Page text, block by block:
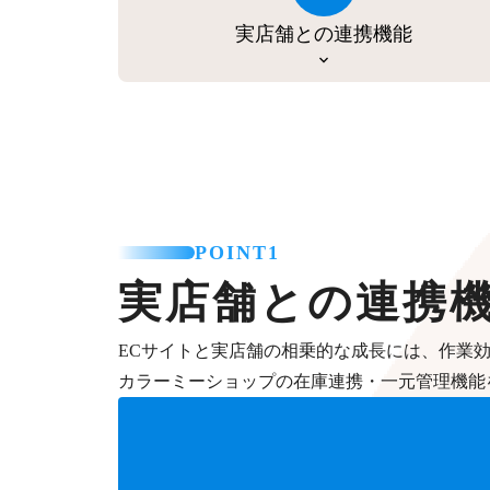
実店舗との連携機能
POINT1
実店舗との連携
ECサイトと実店舗の相乗的な成長には、作業
カラーミーショップの在庫連携・一元管理機